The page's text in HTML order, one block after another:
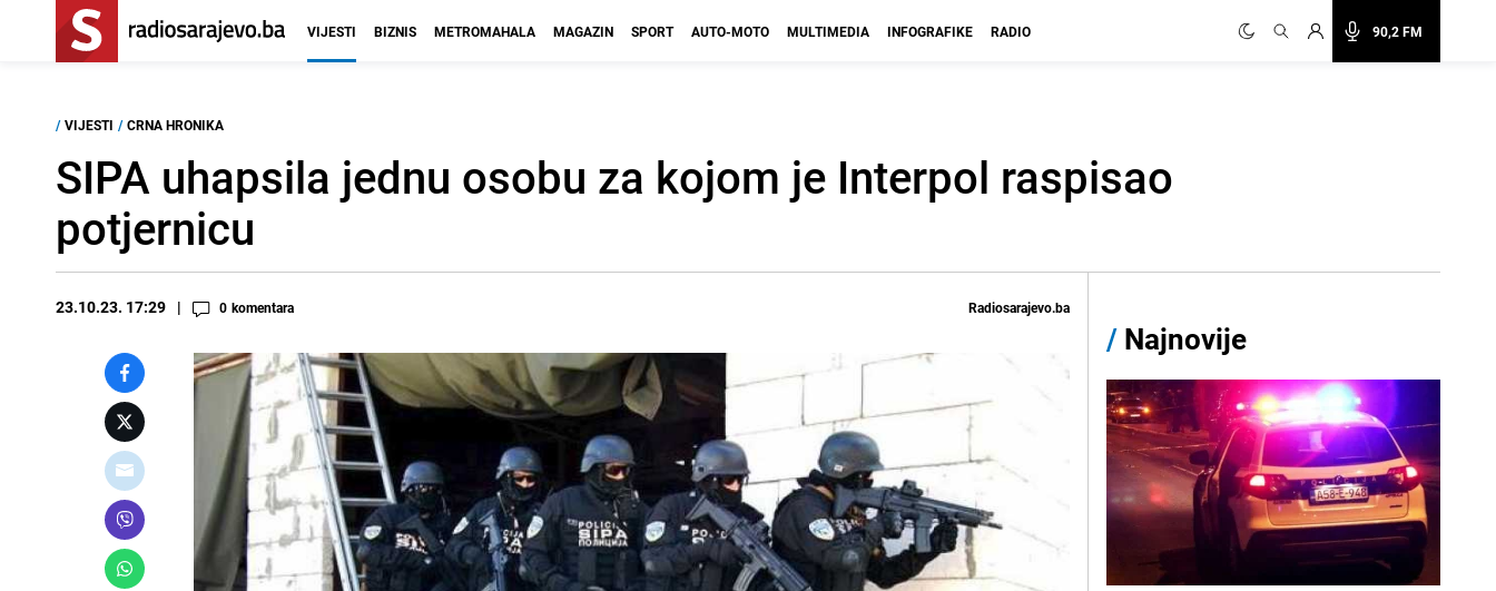
90,2 FM
VIJESTI BIZNIS METROMAHALA MAGAZIN SPORT AUTO-MOTO MULTIMEDIA INFOGRAFIKE RADIO
/ VIJESTI / CRNA HRONIKA
SIPA uhapsila jednu osobu za kojom je Interpol raspisao
potjernicu
23.10.23. 17:29 0 komentara Radiosarajevo.ba
/ Najnovije